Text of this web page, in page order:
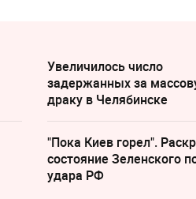
Увеличилось число
задержанных за
драку в Челябинске
"Пока Киев горел".
состояние Зеленского
удара РФ